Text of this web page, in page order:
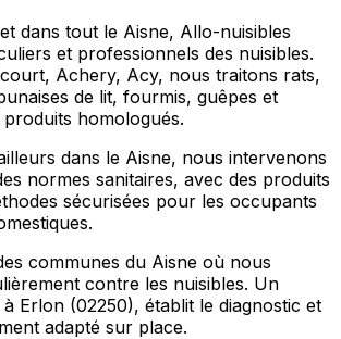
dans tout le Aisne, Allo-nuisibles
et professionnels des nuisibles.
Achery, Acy, nous traitons rats,
de lit, fourmis, guêpes et
homologués.
dans le Aisne, nous intervenons
normes sanitaires, avec des produits
sécurisées pour les occupants
communes du Aisne où nous
contre les nuisibles. Un
Erlon (02250), établit le diagnostic et
adapté sur place.